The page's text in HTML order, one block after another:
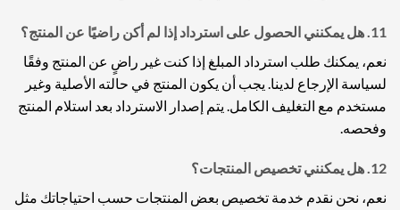
11. هل يمكنني الحصول على استرداد إذا لم أكن راضيًا عن المنتج؟
نعم، يمكنك طلب استرداد المبلغ إذا كنت غير راضٍ عن المنتج وفقًا
لسياسة الإرجاع لدينا. يجب أن يكون المنتج في حالته الأصلية وغير
مستخدم مع التغليف الكامل. يتم إصدار الاسترداد بعد استلام المنتج
وفحصه.
12. هل يمكنني تخصيص المنتجات؟
نعم، نحن نقدم خدمة تخصيص بعض المنتجات حسب احتياجاتك مثل